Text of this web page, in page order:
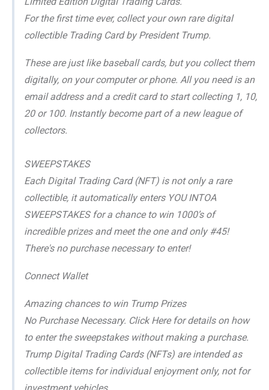
For the first time ever, collect your own rare digital
collectible Trading Card by President Trump.
These are just like baseball cards, but you collect them
digitally, on your computer or phone. All you need is an
email address and a credit card to start collecting 1, 10,
20 or 100. Instantly become part of a new league of
collectors.
SWEEPSTAKES
Each Digital Trading Card (NFT) is not only a rare
collectible, it automatically enters YOU INTOA
SWEEPSTAKES for a chance to win 1000’s of
incredible prizes and meet the one and only #45!
There's no purchase necessary to enter!
Connect Wallet
Amazing chances to win Trump Prizes
No Purchase Necessary. Click Here for details on how
to enter the sweepstakes without making a purchase.
Trump Digital Trading Cards (NFTs) are intended as
collectible items for individual enjoyment only, not for